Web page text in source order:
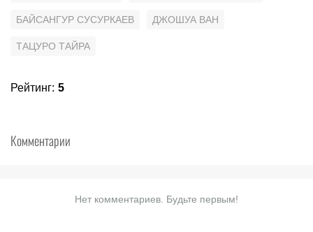
БАЙСАНГУР СУСУРКАЕВ ДЖОШУА ВАН
ТАЦУРО ТАЙРА
Рейтинг: 5
Комментарии
Нет комментариев. Будьте первым!